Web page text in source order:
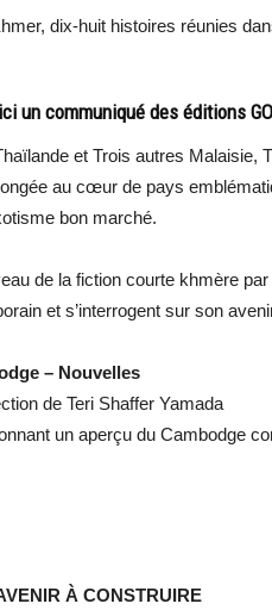
dix-huit histoires réunies
un communiqué des éditions
et Trois autres Malaisie,
au cœur de pays
bon marché.
de la fiction courte khmère
et s’interrogent sur son
– Nouvelles
de Teri Shaffer Yamada
un aperçu du Cambodge
À CONSTRUIRE